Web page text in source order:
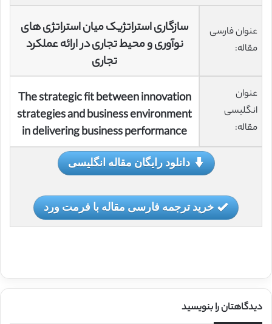
عنوان فارسی
مقاله:
سازگاری استراتژیک میان استراتژی های
نوآوری و محیط تجاری در ارائه عملکرد
تجاری
عنوان
انگلیسی
مقاله:
The strategic fit between innovation
strategies and business environment
in delivering business performance
دانلود رایگان مقاله انگلیسی
خرید ترجمه فارسی مقاله با فرمت ورد
دیدگاهتان را بنویسید